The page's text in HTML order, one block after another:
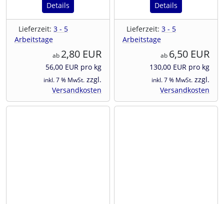
Details
Lieferzeit: 3 - 5
Arbeitstage
ab 2,80 EUR
56,00 EUR pro kg
inkl. 7 % MwSt. zzgl.
Versandkosten
Details
Lieferzeit: 3 - 5
Arbeitstage
ab 6,50 EUR
130,00 EUR pro kg
inkl. 7 % MwSt. zzgl.
Versandkosten